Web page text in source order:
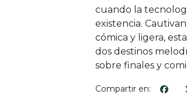
cuando la
existencia.
cómica y ligera,
dos destinos
sobre finales y
Compartir en: